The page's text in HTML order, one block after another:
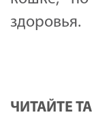
здоровья.
ЧИТАЙТЕ